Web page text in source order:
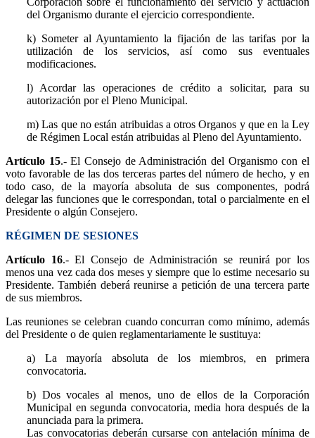
del Organismo durante el ejercicio correspondiente.
k) Someter al Ayuntamiento la fijación de las tarifas por la
utilización de los servicios, así como sus eventuales
modificaciones.
l) Acordar las operaciones de crédito a solicitar, para su
autorización por el Pleno Municipal.
m) Las que no están atribuidas a otros Organos y que en la Ley
de Régimen Local están atribuidas al Pleno del Ayuntamiento.
Artículo 15.- El Consejo de Administración del Organismo con el
voto favorable de las dos terceras partes del número de hecho, y en
todo caso, de la mayoría absoluta de sus componentes, podrá
delegar las funciones que le correspondan, total o parcialmente en el
Presidente o algún Consejero.
RÉGIMEN DE SESIONES
Artículo 16.- El Consejo de Administración se reunirá por los
menos una vez cada dos meses y siempre que lo estime necesario su
Presidente. También deberá reunirse a petición de una tercera parte
de sus miembros.
Las reuniones se celebran cuando concurran como mínimo, además
del Presidente o de quien reglamentariamente le sustituya:
a) La mayoría absoluta de los miembros, en primera
convocatoria.
b) Dos vocales al menos, uno de ellos de la Corporación
Municipal en segunda convocatoria, media hora después de la
anunciada para la primera.
Las convocatorias deberán cursarse con antelación mínima de